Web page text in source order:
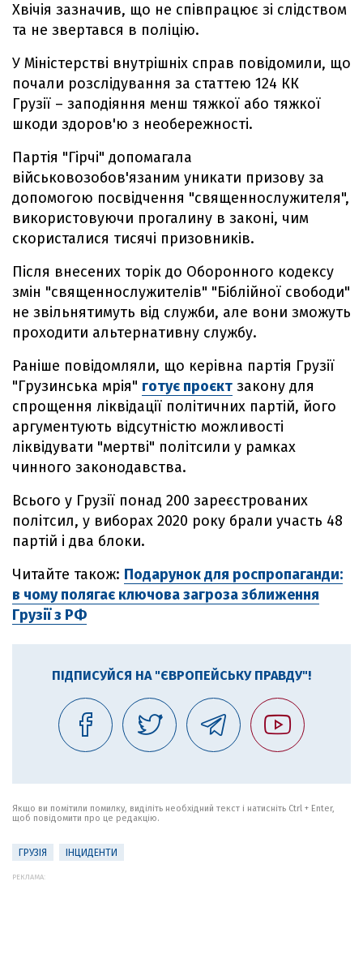
Хвічія зазначив, що не співпрацює зі слідством
та не звертався в поліцію.
У Міністерстві внутрішніх справ повідомили, що
почали розслідування за статтею 124 КК
Грузії – заподіяння менш тяжкої або тяжкої
шкоди здоров'ю з необережності.
Партія "Гірчі" допомагала
військовозобов'язаним уникати призову за
допомогою посвідчення "священнослужителя",
використовуючи прогалину в законі, чим
скористалися тисячі призовників.
Після внесених торік до Оборонного кодексу
змін "священнослужителів" "Біблійної свободи"
не звільнятимуть від служби, але вони зможуть
проходити альтернативну службу.
Раніше повідомляли, що керівна партія Грузії
"Грузинська мрія" готує проєкт закону для
спрощення ліквідації політичних партій, його
аргументують відсутністю можливості
ліквідувати "мертві" політсили у рамках
чинного законодавства.
Всього у Грузії понад 200 зареєстрованих
політсил, у виборах 2020 року брали участь 48
партій і два блоки.
Читайте також: Подарунок для роспропаганди:
в чому полягає ключова загроза зближення
Грузії з РФ
ПІДПИСУЙСЯ НА "ЄВРОПЕЙСЬКУ ПРАВДУ"!
Якщо ви помітили помилку, виділіть необхідний текст і натисніть Ctrl + Enter,
щоб повідомити про це редакцію.
ГРУЗІЯ ІНЦИДЕНТИ
РЕКЛАМА: